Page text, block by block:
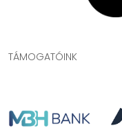
TÁMOGATÓINK